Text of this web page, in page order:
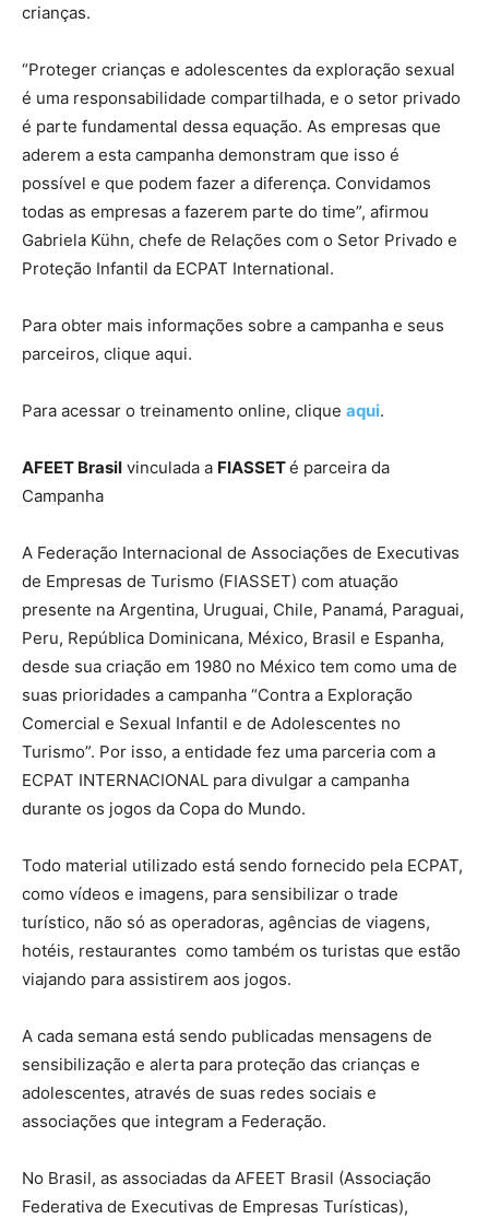
crianças.
“Proteger crianças e adolescentes da exploração sexual
é uma responsabilidade compartilhada, e o setor privado
é parte fundamental dessa equação. As empresas que
aderem a esta campanha demonstram que isso é
possível e que podem fazer a diferença. Convidamos
todas as empresas a fazerem parte do time”, afirmou
Gabriela Kühn, chefe de Relações com o Setor Privado e
Proteção Infantil da ECPAT International.
Para obter mais informações sobre a campanha e seus
parceiros, clique aqui.
Para acessar o treinamento online, clique aqui.
AFEET Brasil vinculada a FIASSETé parceira da
Campanha
A Federação Internacional de Associações de Executivas
de Empresas de Turismo (FIASSET) com atuação
presente na Argentina, Uruguai, Chile, Panamá, Paraguai,
Peru, República Dominicana, México, Brasil e Espanha,
desde sua criação em 1980 no México tem como uma de
suas prioridades a campanha “Contra a Exploração
Comercial e Sexual Infantil e de Adolescentes no
Turismo”. Por isso, a entidade fez uma parceria com a
ECPAT INTERNACIONAL para divulgar a campanha
durante os jogos da Copa do Mundo.
Todo material utilizado está sendo fornecido pela ECPAT,
como vídeos e imagens, para sensibilizar o trade
turístico, não só as operadoras, agências de viagens,
hotéis, restaurantes como também os turistas que estão
viajando para assistirem aos jogos.
A cada semana está sendo publicadas mensagens de
sensibilização e alerta para proteção das crianças e
adolescentes, através de suas redes sociais e
associações que integram a Federação.
No Brasil, as associadas da AFEET Brasil (Associação
Federativa de Executivas de Empresas Turísticas),